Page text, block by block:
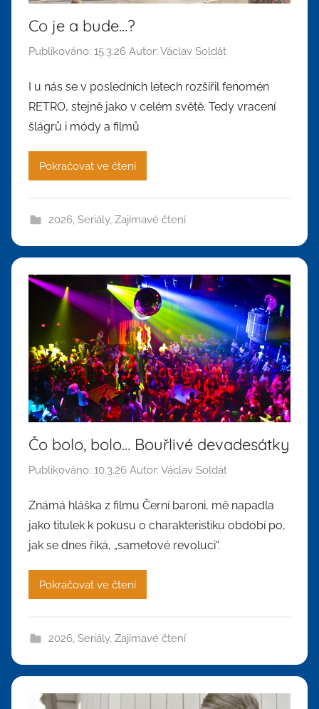
Co je a bude…?
Publikováno: 15.3.26 Autor: Václav Soldát
I u nás se v posledních letech rozšířil fenomén
RETRO, stejně jako v celém světě. Tedy vracení
šlágrů i módy a filmů
Pokračovat ve čtení
2026, Seriály, Zajímavé čtení
Čo bolo, bolo… Bouřlivé devadesátky
Publikováno: 10.3.26 Autor: Václav Soldát
Známá hláška z filmu Černí baroni, mě napadla
jako titulek k pokusu o charakteristiku období po,
jak se dnes říká, „sametové revoluci“.
Pokračovat ve čtení
2026, Seriály, Zajímavé čtení